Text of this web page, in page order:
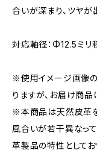
合いが深まり、ツヤが
対応軸径：Φ12.5ミリ
※使用イメージ画像の
りますが、お届け商品
※本商品は天然皮革
風合いが若干異なって
革製品の特性として